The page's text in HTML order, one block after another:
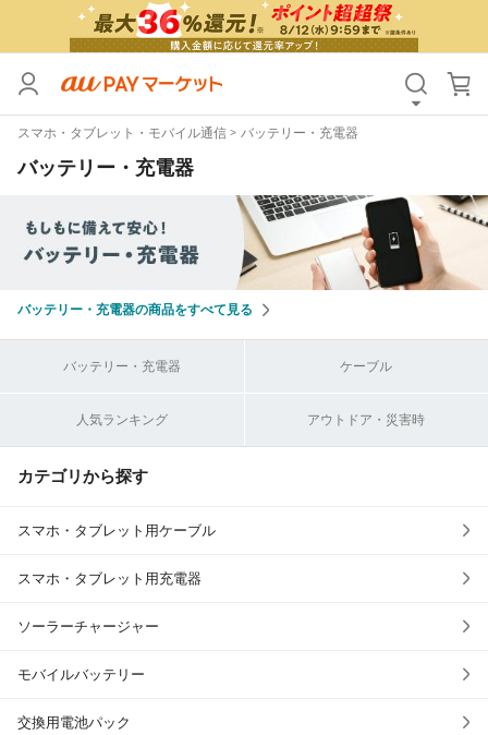
スマホ・タブレット・モバイル通信 バッテリー・充電器
バッテリー・充電器
バッテリー・充電器の商品をすべて見る
バッテリー・充電器 ケーブル
人気ランキング アウトドア・災害時
カテゴリから探す
スマホ・タブレット用ケーブル
スマホ・タブレット用充電器
ソーラーチャージャー
モバイルバッテリー
交換用電池パック
カテゴリ すべて
価格
すべて
その他の条件
タイムセール
サンキュー配送対象 レビューキャンペーン
キーワード
除外ワード